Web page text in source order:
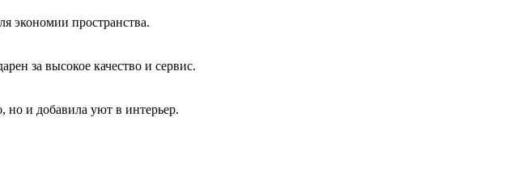
экономии пространства.
за высокое качество и сервис.
но и добавила уют в интерьер.